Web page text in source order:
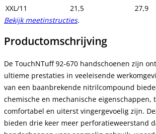
XXL/11
21,5
27,9
Bekijk meetinstructies.
Productomschrijving
De TouchNTuff 92-670 handschoenen zijn
ultieme prestaties in veeleisende
van een baanbrekende nitrilcompound
chemische en mechanische eigenschappen,
comfortabel en uiterst vingergevoelig zijn.
bieden drie keer meer perforatieweerstand